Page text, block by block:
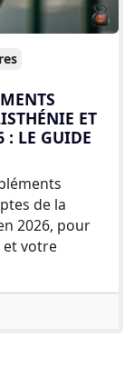
ET
: LE GUIDE
de la
2026, pour
et votre